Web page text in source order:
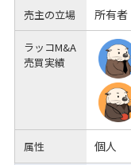
売主の立場 所有者
ラッコM&A
売買実績
属性 個人